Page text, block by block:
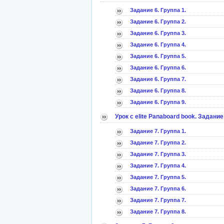
Задание 6. Группа 1.
Задание 6. Группа 2.
Задание 6. Группа 3.
Задание 6. Группа 4.
Задание 6. Группа 5.
Задание 6. Группа 6.
Задание 6. Группа 7.
Задание 6. Группа 8.
Задание 6. Группа 9.
Урок с elitе Panaboard book.
Задание 7. Группа 1.
Задание 7. Группа 2.
Задание 7. Группа 3.
Задание 7. Группа 4.
Задание 7. Группа 5.
Задание 7. Группа 6.
Задание 7. Группа 7.
Задание 7. Группа 8.